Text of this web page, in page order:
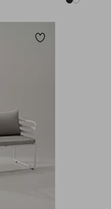
2 värejä
Lisää suosikkeihin